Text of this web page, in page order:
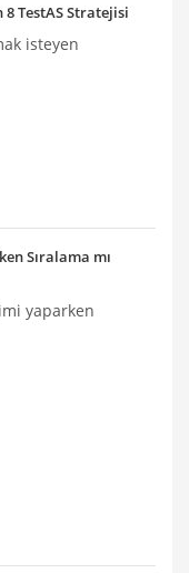
8 TestAS Stratejisi
isteyen
Sıralama mı
yaparken